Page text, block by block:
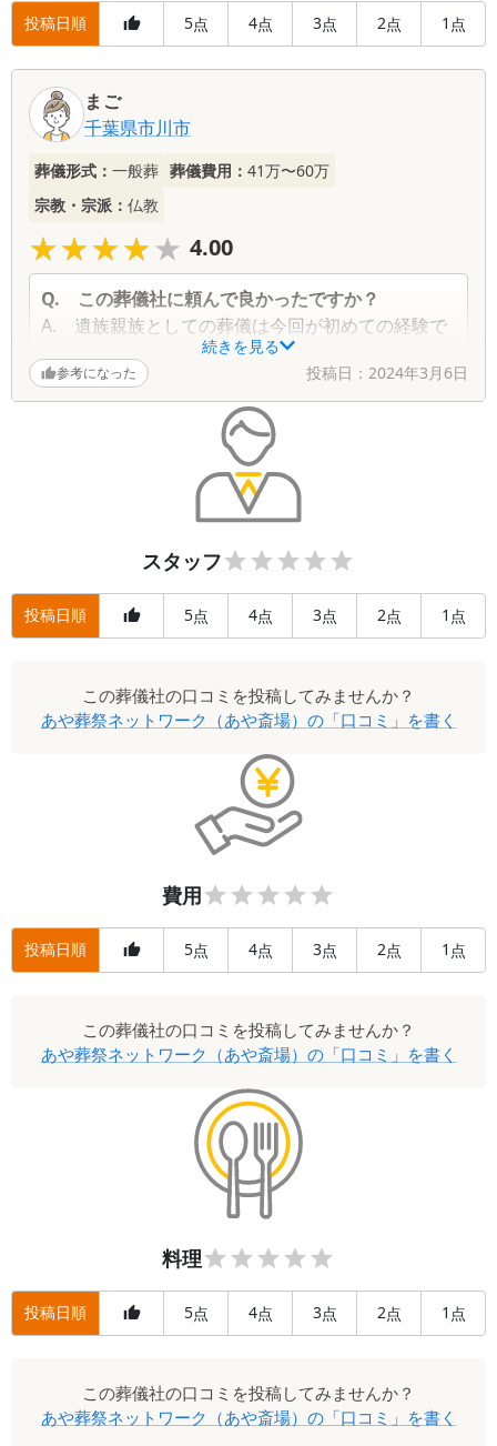
投稿日順 5点 4点 3点 2点 1 点
続きを見る
まご
千葉県市川市
葬儀形式： 一般葬 葬儀費用： 41万〜60万
宗教・宗派： 仏教
★★★★★
★★★★★ 4.00
Q. この葬儀社に頼んで良かったですか？
A. 遺族親族としての葬儀は今回が初めての経験で
何もわからないことばかりでしたが、費用や葬儀の
流れを丁寧に教えていただき、アットホームの中、
祖父に寄り添って見送ることができたと思います。
正直、建物が古くてここで葬儀するの？と心配でし
たが、値段、従業員の方の雰囲気や内容が良くて、
見た目で判断してはいけないと思いました。
この葬儀社が改善するべき点はありますか？
サービスが多すぎて、これで成り立っていくの
てもいいと思いました。
かなか会えずにいましたが、会う度にたくさん可愛
がってくれました。
葬儀社をどのように探しましたか？
両親の知人が紹介してくれました。
参考になった 投稿日： 2024年3月6日
スタッフ
投稿日順 5点 4点 3点 2点 1 点
この葬儀社の口コミを投稿してみませんか？
あや葬祭ネットワーク（あや斎場） の「口コミ」を書く
費用
投稿日順 5点 4点 3点 2点 1 点
この葬儀社の口コミを投稿してみませんか？
あや葬祭ネットワーク（あや斎場） の「口コミ」を書く
料理
投稿日順 5点 4点 3点 2点 1 点
この葬儀社の口コミを投稿してみませんか？
あや葬祭ネットワーク（あや斎場） の「口コミ」を書く